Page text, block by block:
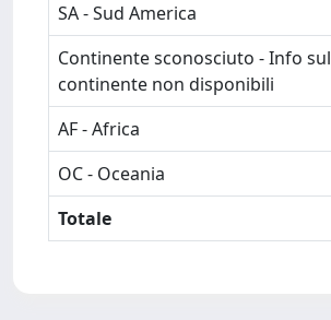
SA - Sud America
Continente sconosciuto - Info sul
continente non disponibili
AF - Africa
OC - Oceania
Totale